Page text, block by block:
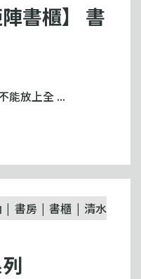
書櫃】 書
能放上全 ...
書房 書櫃
清水